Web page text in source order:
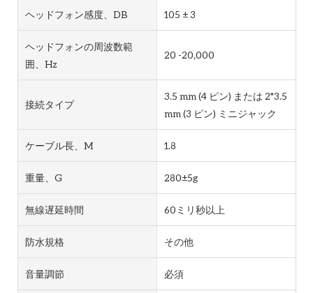
ヘッドフォン感度、dB 105 ± 3
ヘッドフォンの周波数範
囲、Hz
20 -20,000
接続タイプ
3.5 mm (4 ピン) または 2*3.5
mm (3 ピン) ミニジャック
ケーブル長、m 1.8
重量、g 280±5g
無線遅延時間 60ミリ秒以上
防水規格 その他
音量調節 必須